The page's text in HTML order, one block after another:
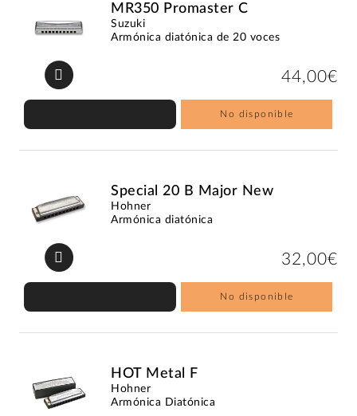
MR350 Promaster C
Suzuki
Armónica diatónica de 20 voces
44,00€
No disponible
Special 20 B Major New
Hohner
Armónica diatónica
32,00€
No disponible
HOT Metal F
Hohner
Armónica Diatónica